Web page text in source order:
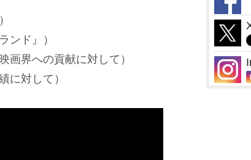
ンド』）
画界への貢献に対して）
に対して）